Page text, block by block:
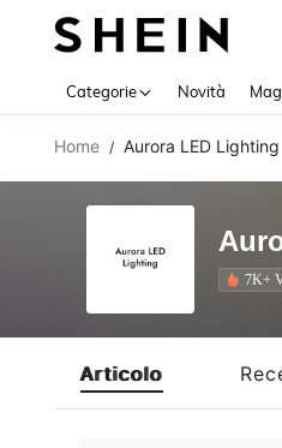
Categorie Novità
Home / Aurora LED Lighting
7K+
Articolo